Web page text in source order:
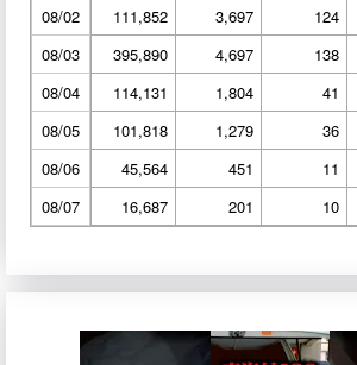
08/02
111,852 3,697 124
08/03
395,890 4,697 138
08/04
114,131 1,804 41
08/05
101,818 1,279 36
08/06
45,564 451 11
08/07
16,687 201 10